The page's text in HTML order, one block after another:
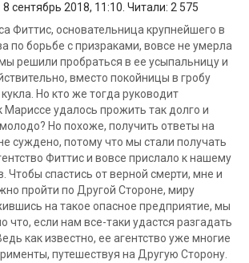
сентябрь 2018, 11:10. Читали: 2 575
Фиттис, основательница крупнейшего в
по борьбе с призраками, вовсе не умерла
решили пробраться в ее усыпальницу и
вместо покойницы в гробу
Но кто же тогда руководит
Мариссе удалось прожить так долго и
Но похоже, получить ответы на
суждено, потому что мы стали получать
Фиттис и вовсе прислало к нашему
Чтобы спастись от верной смерти, мне и
пройти по Другой Стороне, миру
на такое опасное предприятие, мы
что, если нам все-таки удастся разгадать
как известно, ее агентство уже многие
путешествуя на Другую Сторону.